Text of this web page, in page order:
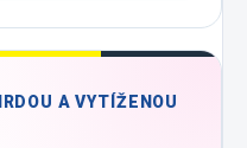
A VYTÍŽENOU